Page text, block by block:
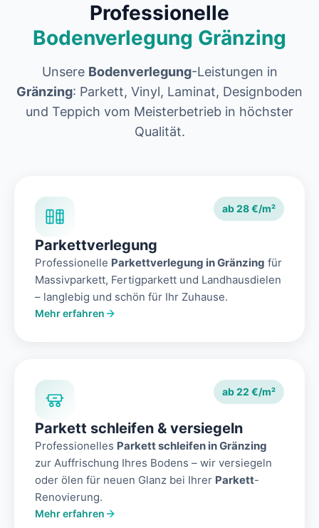
Professionelle
Bodenverlegung Gränzing
Unsere Bodenverlegung-Leistungen in
Gränzing: Parkett, Vinyl, Laminat, Designboden
und Teppich vom Meisterbetrieb in höchster
Qualität.
ab 28 €/m²
Parkettverlegung
Professionelle Parkettverlegung in Gränzing für
Massivparkett, Fertigparkett und Landhausdielen
– langlebig und schön für Ihr Zuhause.
Mehr erfahren
ab 22 €/m²
Parkett schleifen & versiegeln
Professionelles Parkett schleifen in Gränzing
zur Auffrischung Ihres Bodens – wir versiegeln
oder ölen für neuen Glanz bei Ihrer Parkett-
Renovierung.
Mehr erfahren